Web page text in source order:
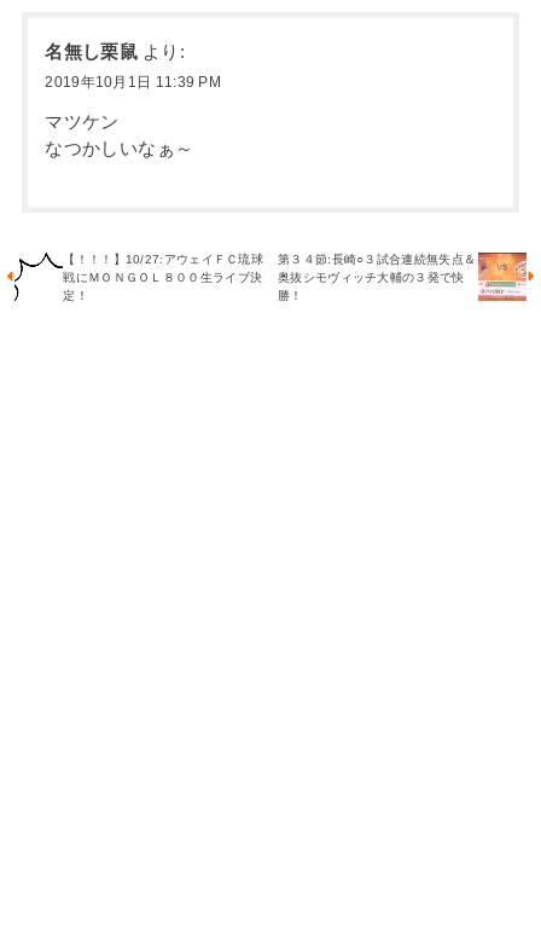
名無し栗鼠 より:
2019年10月1日 11:39 PM
マツケン
なつかしいなぁ～
【！！！】10/27:アウェイＦＣ琉球
戦にＭＯＮＧＯＬ８００生ライブ決
定！
第３４節:長崎○３試合連続無失点＆
奥抜シモヴィッチ大輔の３発で快
勝！